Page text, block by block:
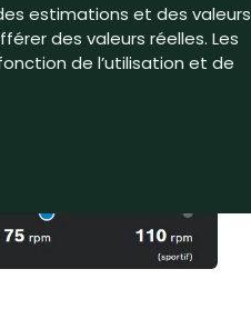
estimations et des valeurs
des valeurs réelles. Les
de l’utilisation et de